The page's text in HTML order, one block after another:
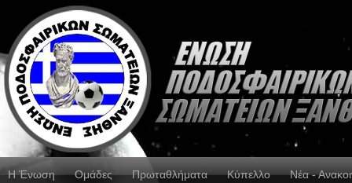
Η Ένωση Ομάδες Πρωταθλήματα Κύπελλο Νέα -